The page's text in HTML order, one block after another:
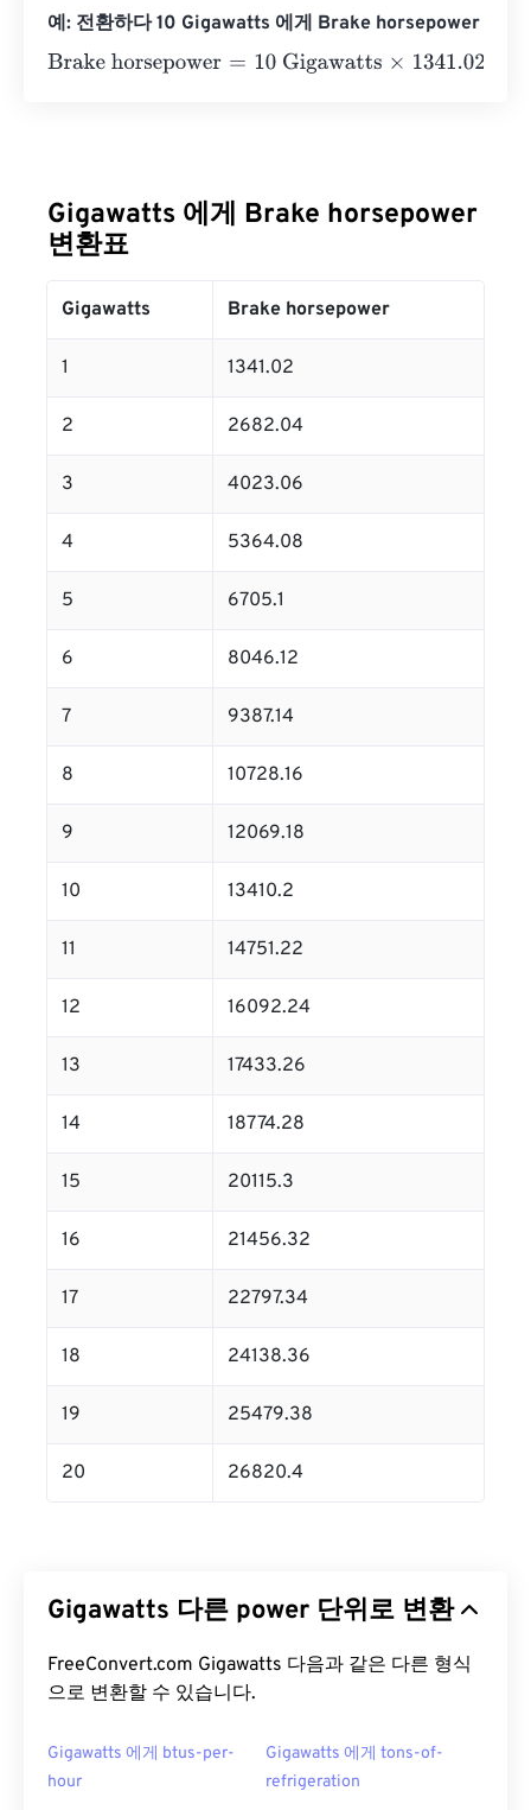
예: 전환하다 10 Gigawatts 에게 Brake horsepower
Brake horsepower=10 Gigawatts×1341.02= 13410.2
Gigawatts 에게 Brake horsepower
변환표
Gigawatts Brake horsepower
1 1341.02
2 2682.04
3 4023.06
4 5364.08
5 6705.1
6 8046.12
7 9387.14
8 10728.16
9 12069.18
10 13410.2
11 14751.22
12 16092.24
13 17433.26
14 18774.28
15 20115.3
16 21456.32
17 22797.34
18 24138.36
19 25479.38
20 26820.4
Gigawatts 다른 power 단위로 변환
FreeConvert.com Gigawatts 다음과 같은 다른 형식
으로 변환할 수 있습니다.
Gigawatts 에게 btus-per-
hour
Gigawatts 에게 tons-of-
refrigeration